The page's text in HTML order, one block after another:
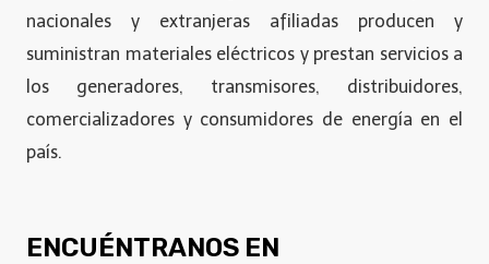
nacionales y extranjeras afiliadas producen y
suministran materiales eléctricos y prestan servicios a
los generadores, transmisores, distribuidores,
comercializadores y consumidores de energía en el
país.
ENCUÉNTRANOS EN